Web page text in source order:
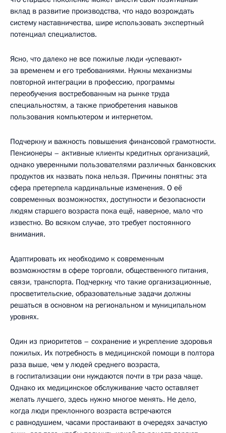
вклад в развитие производства, что надо возрождать
систему наставничества, шире использовать экспертный
потенциал специалистов.
Ясно, что далеко не все пожилые люди «успевают»
за временем и его требованиями. Нужны механизмы
повторной интеграции в профессию, программы
переобучения востребованным на рынке труда
специальностям, а также приобретения навыков
пользования компьютером и интернетом.
Подчеркну и важность повышения финансовой грамотности.
Пенсионеры – активные клиенты кредитных организаций,
однако уверенными пользователями различных банковских
продуктов их назвать пока нельзя. Причины понятны: эта
сфера претерпела кардинальные изменения. О её
современных возможностях, доступности и безопасности
людям старшего возраста пока ещё, наверное, мало что
известно. Во всяком случае, это требует постоянного
внимания.
Адаптировать их необходимо к современным
возможностям в сфере торговли, общественного питания,
связи, транспорта. Подчеркну, что такие организационные,
просветительские, образовательные задачи должны
решаться в основном на региональном и муниципальном
уровнях.
Один из приоритетов – сохранение и укрепление здоровья
пожилых. Их потребность в медицинской помощи в полтора
раза выше, чем у людей среднего возраста,
в госпитализации они нуждаются почти в три раза чаще.
Однако их медицинское обслуживание часто оставляет
желать лучшего, здесь нужно многое менять. Не дело,
когда люди преклонного возраста встречаются
с равнодушием, часами простаивают в очередях зачастую